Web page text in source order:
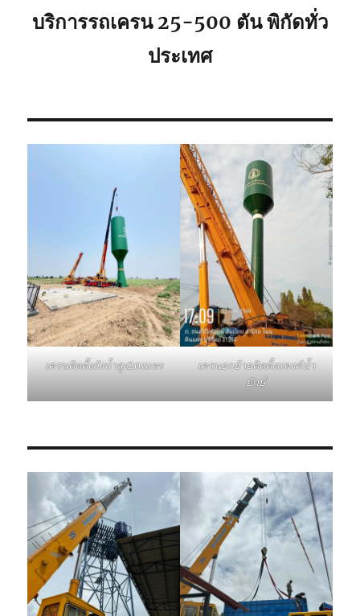
บริการรถเครน 25-500 ตัน พิกัดทั่ว
ประเทศ
เครนติดตั้งถังน้ำสูง20เมตร
เครนยกย้ายติดตั้งแทงค์น้ำ
ยักษ์